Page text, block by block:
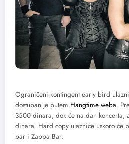
Ograničeni kontingent early bird
dostupan je putem Hangtime weba.
3500 dinara, dok će na dan koncerta,
dinara. Hard copy ulaznice uskoro će
bar i Zappa Bar.